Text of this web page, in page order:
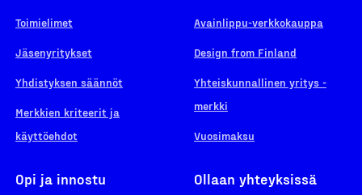
Toimielimet
Jäsenyritykset
Yhdistyksen säännöt
Merkkien kriteerit ja
käyttöehdot
Avainlippu-verkkokauppa
Design from Finland
Yhteiskunnallinen yritys -
merkki
Vuosimaksu
Opi ja innostu Ollaan yhteyksissä